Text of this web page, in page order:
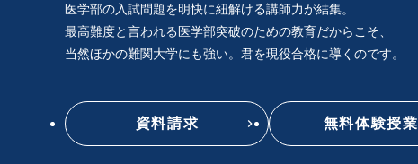
医学部の入試問題を明快に紐解ける講師力が結集。
最高難度と言われる医学部突破のための教育だからこそ、
当然ほかの難関大学にも強い。 君を現役合格に導くのです。
資料請求 無料体験授業